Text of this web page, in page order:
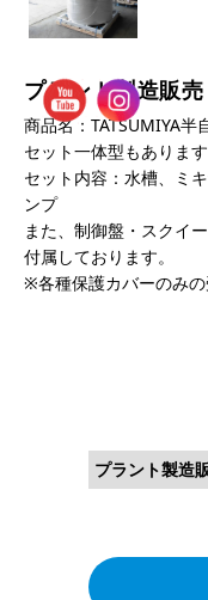
プラント製造販売
商品名：TATSUMIYA半
セット一体型もあります
セット内容：水槽、ミ
ンプ
また、制御盤・スクイ
付属しております。
※各種保護カバーのみの
プラント製造